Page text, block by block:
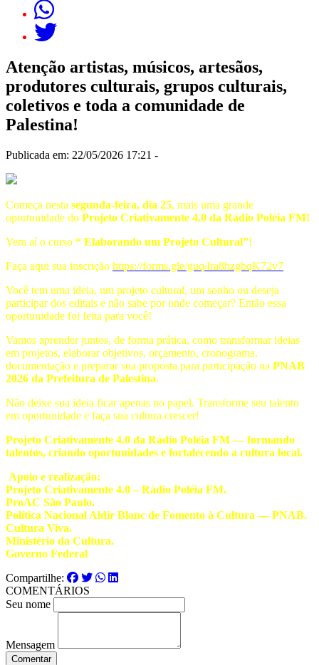
Atenção artistas, músicos, artesãos,
produtores culturais, grupos culturais,
coletivos e toda a comunidade de
Palestina!
Publicada em: 22/05/2026 17:21 -
Começa nesta segunda-feira, dia 25, mais uma grande
oportunidade do Projeto Criativamente 4.0 da Rádio Poléia FM!
Vem aí o curso “ Elaborando um Projeto Cultural”!
Faça aqui sua inscrição https://forms.gle/guq4ra8hzgbqK72v7
Você tem uma ideia, um projeto cultural, um sonho ou deseja
participar dos editais e não sabe por onde começar? Então essa
oportunidade foi feita para você!
Vamos aprender juntos, de forma prática, como transformar ideias
em projetos, elaborar objetivos, orçamento, cronograma,
documentação e preparar sua proposta para participação na PNAB
2026 da Prefeitura de Palestina.
Não deixe sua ideia ficar apenas no papel. Transforme seu talento
em oportunidade e faça sua cultura crescer!
Projeto Criativamente 4.0 da Rádio Poléia FM — formando
talentos, criando oportunidades e fortalecendo a cultura local.
Apoio e realização:
Projeto Criativamente 4.0 – Rádio Poléia FM.
ProAC São Paulo.
Política Nacional Aldir Blanc de Fomento à Cultura — PNAB.
Cultura Viva.
Ministério da Cultura.
Governo Federal
Compartilhe:
COMENTÁRIOS
Seu nome
Mensagem
Comentar